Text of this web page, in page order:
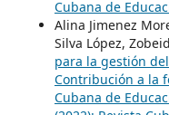
Cubana de
Alina Jimenez
Silva López,
para la gestión
Contribución a la
Cubana de